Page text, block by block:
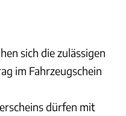
sich die zulässigen
im Fahrzeugschein
dürfen mit